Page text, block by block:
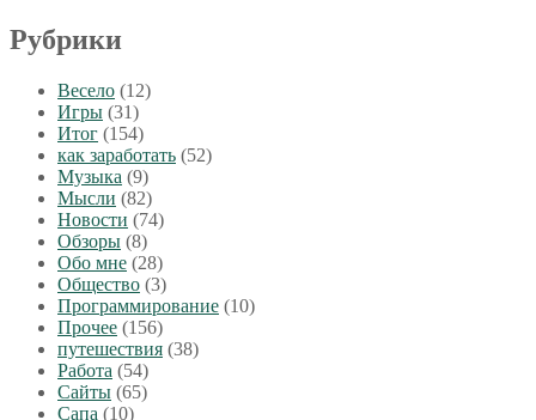
Рубрики
Весело (12)
Игры (31)
Итог (154)
как заработать (52)
Музыка (9)
Мысли (82)
Новости (74)
Обзоры (8)
Обо мне (28)
Общество (3)
Программирование (10)
Прочее (156)
путешествия (38)
Работа (54)
Сайты (65)
Сапа (10)